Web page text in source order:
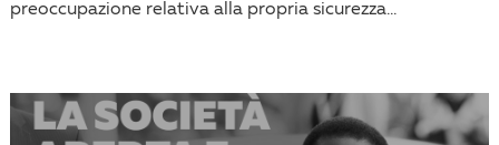
preoccupazione relativa alla propria sicurezza...